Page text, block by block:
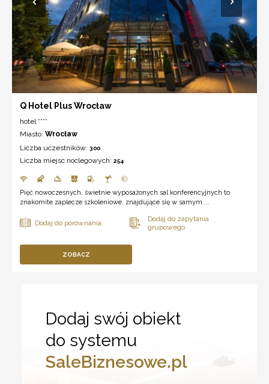
Q Hotel Plus Wrocław
hotel ****
Miasto: Wrocław
Liczba uczestników: 300
Liczba miejsc noclegowych: 254
Pięć nowoczesnych, świetnie wyposażonych sal konferencyjnych to
znakomite zaplecze szkoleniowe, znajdujące się w samym ...
ZOBACZ
Dodaj swój obiekt
do systemu
SaleBiznesowe.pl